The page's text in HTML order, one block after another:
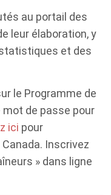
au portail des
leur élaboration, y
et des
le Programme de
mot de passe pour
ici pour
Inscrivez
» dans ligne